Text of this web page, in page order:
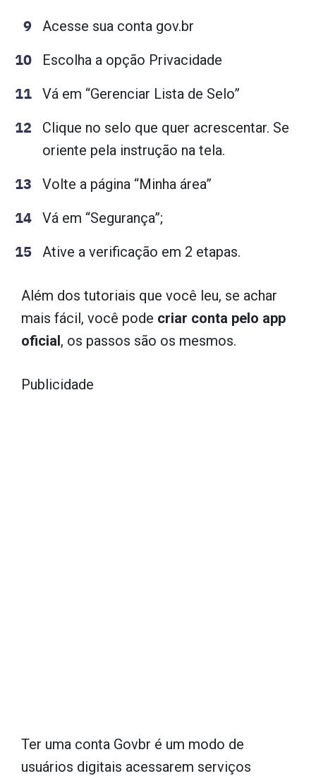
Acesse sua conta gov.br
Escolha a opção Privacidade
Vá em “Gerenciar Lista de Selo”
Clique no selo que quer acrescentar. Se
oriente pela instrução na tela.
Volte a página “Minha área”
Vá em “Segurança”;
Ative a verificação em 2 etapas.
Além dos tutoriais que você leu, se achar
mais fácil, você pode criar conta pelo app
oficial, os passos são os mesmos.
Publicidade
Ter uma conta Govbr é um modo de
usuários digitais acessarem serviços